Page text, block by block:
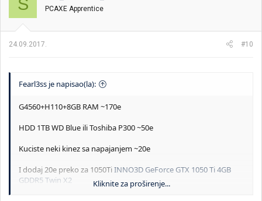
S PCAXE Apprentice
24.09.2017. #10
Fearl3ss je napisao(la):
G4560+H110+8GB RAM ~170e
HDD 1TB WD Blue ili Toshiba P300 ~50e
Kuciste neki kinez sa napajanjem ~20e
I dodaj 20e preko za 1050TiINNO3D GeForce GTX 1050 Ti 4GB
GDDR5 Twin X2
Kliknite za proširenje...